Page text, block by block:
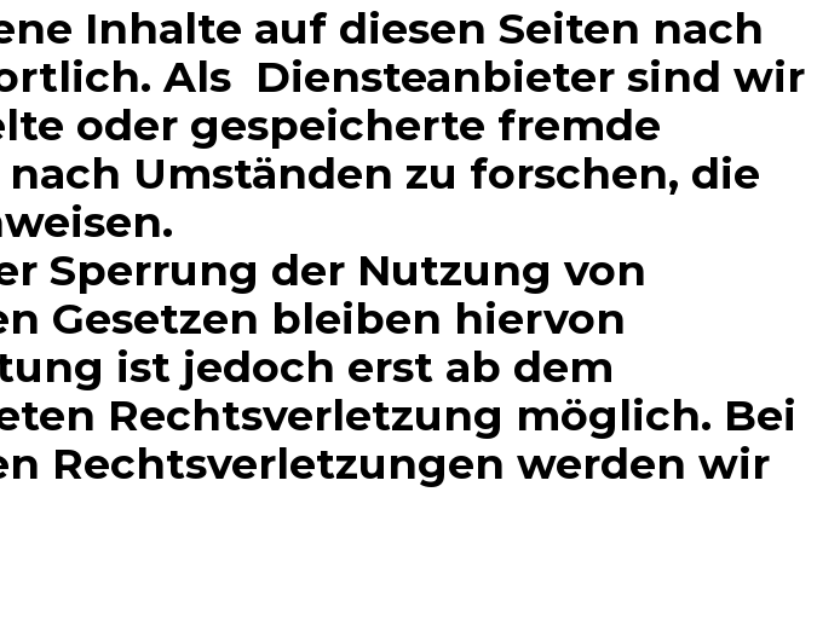
Inhalte auf diesen Seiten nach
Als Diensteanbieter sind wir
oder gespeicherte fremde
Umständen zu forschen, die
Sperrung der Nutzung von
Gesetzen bleiben hiervon
ist jedoch erst ab dem
Rechtsverletzung möglich. Bei
Rechtsverletzungen werden wir